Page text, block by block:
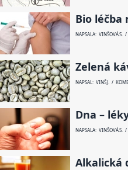
Bio léčba
NAPSALA: VINŠOVÁ S.
Zelená
NAPSAL: VINŠ J. /
Dna –
NAPSALA: VINŠOVÁ S.
Alkalická